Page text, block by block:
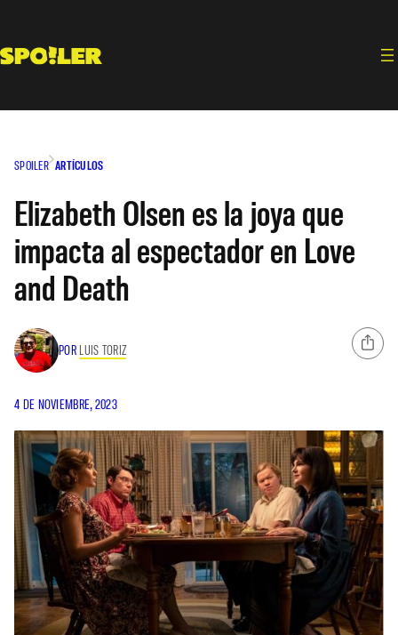
contenido
SPOILER ARTÍCULOS
Elizabeth Olsen es la joya que
impacta al espectador en Love
and Death
POR LUIS TORIZ
4 DE NOVIEMBRE, 2023